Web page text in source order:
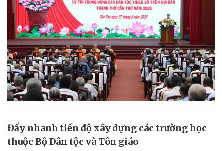
Đẩy nhanh tiến độ xây dựng các trường học
thuộc Bộ Dân tộc và Tôn giáo